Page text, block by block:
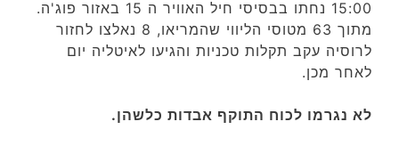
15:00 נחתו בבסיסי חיל האוויר ה 15 באזור פוג'ה.
מתוך 63 מטוסי הליווי שהמריאו, 8 נאלצו לחזור
לרוסיה עקב תקלות טכניות והגיעו לאיטליה יום
לאחר מכן.
לא נגרמו לכוח התוקף אבדות כלשהן.